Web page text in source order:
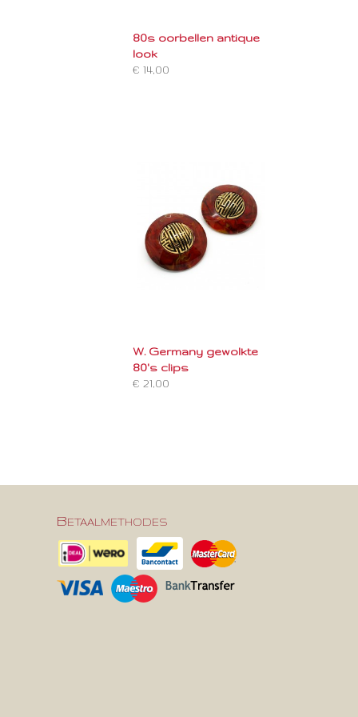
80s oorbellen antique
look
€ 14,00
W. Germany gewolkte
80's clips
€ 21,00
Betaalmethodes